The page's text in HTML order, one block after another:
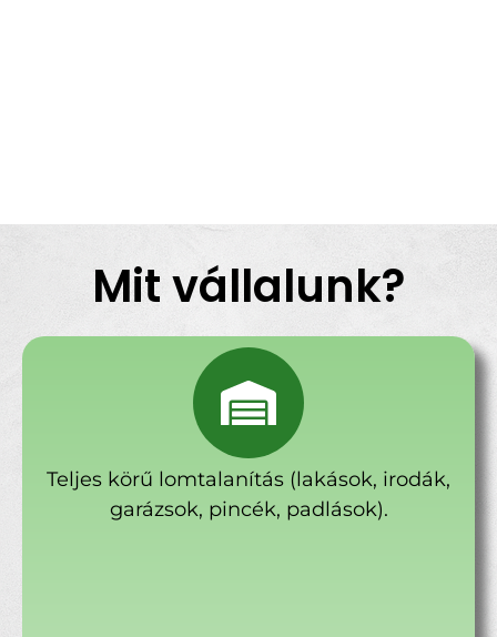
Mit vállalunk?
Teljes körű lomtalanítás (lakások, irodák,
garázsok, pincék, padlások).